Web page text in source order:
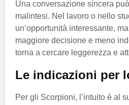
Una conversazione sincera
malintesi. Nel lavoro o nello
un’opportunità interessante,
maggiore decisione e meno
torna a cercare leggerezza e
Le indicazioni per
Per gli Scorpioni, l’intuito è al